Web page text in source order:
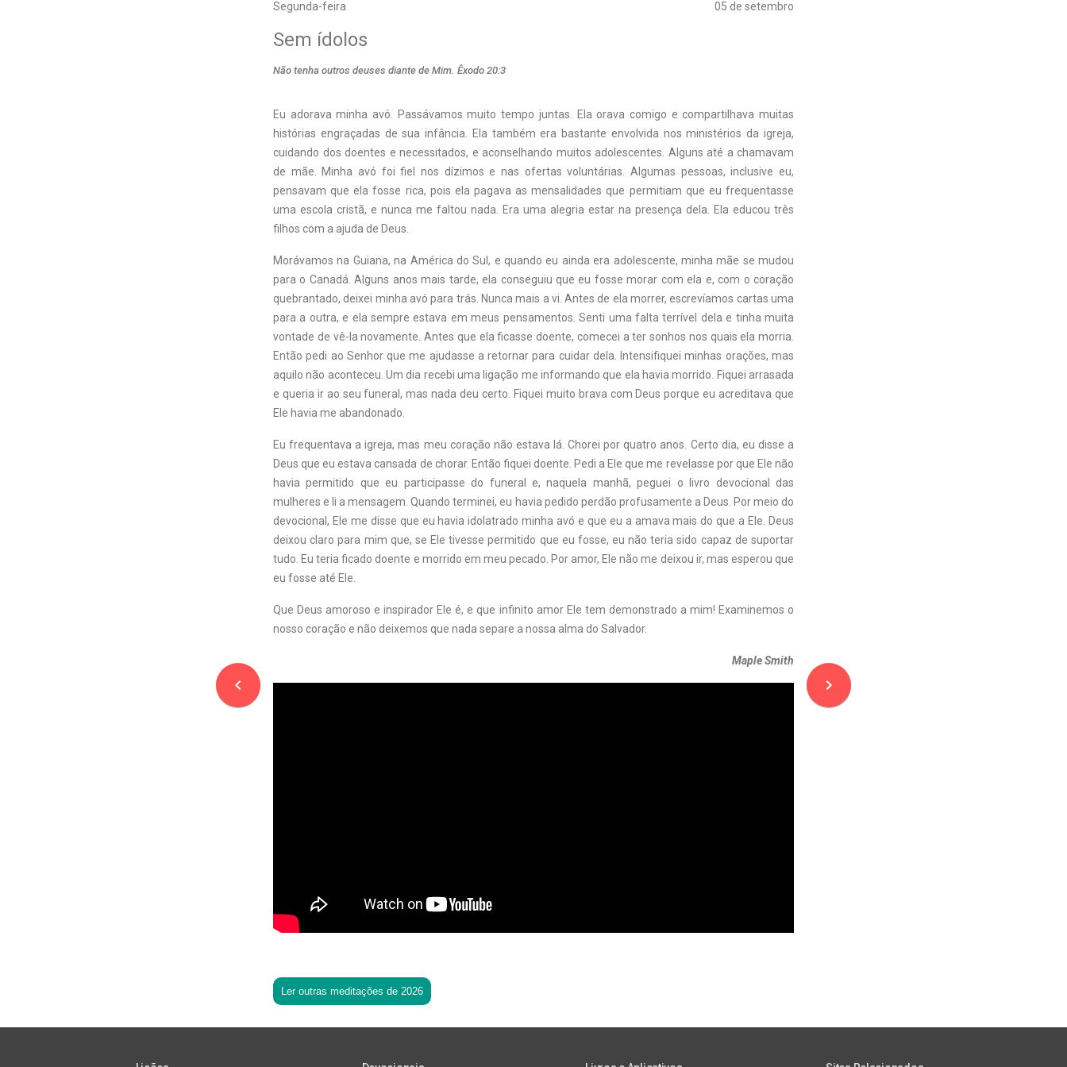
Segunda-feira 05 de setembro
navigate_before
Sem ídolos
Não tenha outros deuses diante de Mim. Êxodo 20:3
Eu adorava minha avó. Passávamos muito tempo juntas. Ela orava comigo e compartilhava muitas
histórias engraçadas de sua infância. Ela também era bastante envolvida nos ministérios da igreja,
cuidando dos doentes e necessitados, e aconselhando muitos adolescentes. Alguns até a chamavam
de mãe. Minha avó foi fiel nos dízimos e nas ofertas voluntárias. Algumas pessoas, inclusive eu,
pensavam que ela fosse rica, pois ela pagava as mensalidades que permitiam que eu frequentasse
uma escola cristã, e nunca me faltou nada. Era uma alegria estar na presença dela. Ela educou três
filhos com a ajuda de Deus.
Morávamos na Guiana, na América do Sul, e quando eu ainda era adolescente, minha mãe se mudou
para o Canadá. Alguns anos mais tarde, ela conseguiu que eu fosse morar com ela e, com o coração
quebrantado, deixei minha avó para trás. Nunca mais a vi. Antes de ela morrer, escrevíamos cartas uma
para a outra, e ela sempre estava em meus pensamentos. Senti uma falta terrível dela e tinha muita
vontade de vê-la novamente. Antes que ela ficasse doente, comecei a ter sonhos nos quais ela morria.
Então pedi ao Senhor que me ajudasse a retornar para cuidar dela. Intensifiquei minhas orações, mas
aquilo não aconteceu. Um dia recebi uma ligação me informando que ela havia morrido. Fiquei arrasada
e queria ir ao seu funeral, mas nada deu certo. Fiquei muito brava com Deus porque eu acreditava que
Ele havia me abandonado.
Eu frequentava a igreja, mas meu coração não estava lá. Chorei por quatro anos. Certo dia, eu disse a
Deus que eu estava cansada de chorar. Então fiquei doente. Pedi a Ele que me revelasse por que Ele não
havia permitido que eu participasse do funeral e, naquela manhã, peguei o livro devocional das
mulheres e li a mensagem. Quando terminei, eu havia pedido perdão profusamente a Deus. Por meio do
devocional, Ele me disse que eu havia idolatrado minha avó e que eu a amava mais do que a Ele. Deus
deixou claro para mim que, se Ele tivesse permitido que eu fosse, eu não teria sido capaz de suportar
tudo. Eu teria ficado doente e morrido em meu pecado. Por amor, Ele não me deixou ir, mas esperou que
eu fosse até Ele.
Que Deus amoroso e inspirador Ele é, e que infinito amor Ele tem demonstrado a mim! Examinemos o
nosso coração e não deixemos que nada separe a nossa alma do Salvador.
Maple Smith
Ler outras meditações de 2026
navigate_next